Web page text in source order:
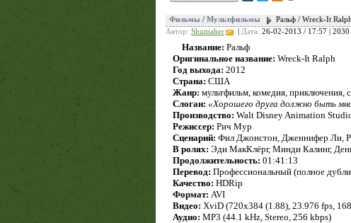
Фильмы / Мультфильмы
Ральф / Wreck-It
Автор: Shumaher Дата: 26-02-2013 / 17:57 |
Название: Ральф
Оригинальное название: Wreck-It Ralph
Год выхода: 2012
Страна: США
Жанр: мультфильм, комедия, приключения,
Слоган: «Хорошего друга должно быть
Производство: Walt Disney Animation
Режиссер: Рич Мур
Сценарий: Фил Джонстон, Дженнифер Ли,
В ролях: Эди МакКлёрг, Минди Калинг,
Продолжительность: 01:41:13
Перевод: Профессиональный (полное
Качество: HDRip
Формат: AVI
Видео: XviD (720x384 (1.88), 23.976 fps,
Аудио: MP3 (44.1 kHz, Stereo, 256 kbps)